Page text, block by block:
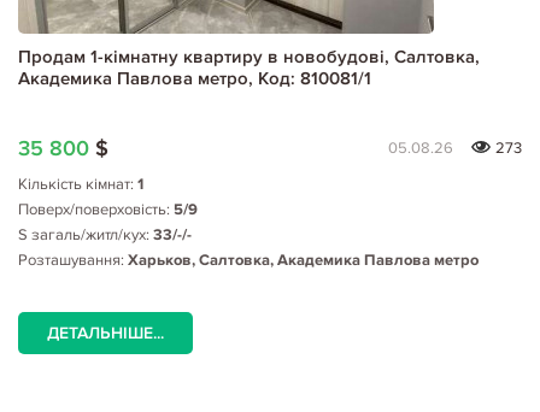
Продам 1-кімнатну квартиру в новобудові, Салтовка,
Академика Павлова метро, Код: 810081/1
35 800 $ 05.08.26
273
Кількість кімнат: 1
Поверх/поверховість: 5/9
S загаль/житл/кух: 33/-/-
Розташування: Харьков, Салтовка, Академика Павлова метро
ДЕТАЛЬНІШЕ...